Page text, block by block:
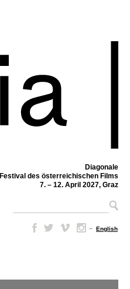
Diagonale
Festival des österreichischen Films
7. – 12. April 2027, Graz
– English